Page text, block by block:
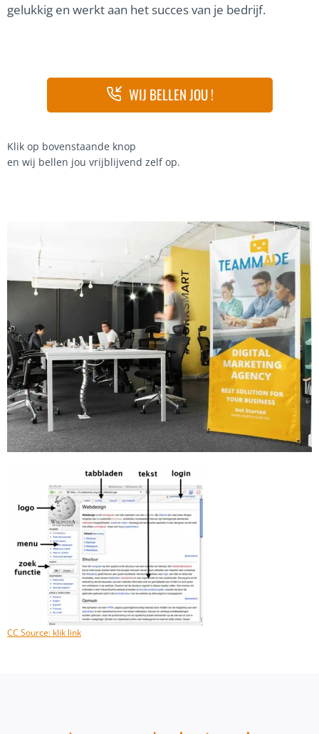
gelukkig en werkt aan het succes van je bedrijf.
WIJ BELLEN JOU !
Klik op bovenstaande knop
en wij bellen jou vrijblijvend zelf op.
CC Source: klik link